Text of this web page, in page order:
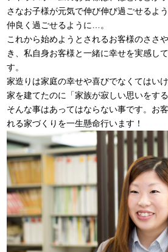
さなお子様が元気で伸び伸び過ごせるよ
仲良く過ごせるように…。
これから始めようとされるお客様のささ
き、私自身お客様と一緒に幸せを実感し
す。
家造りは家庭の幸せや喜びでなくてはい
家を建てたのに「家族が寂しい思いをする
そんな事はあってはならない事です。お
れる家づくりを一生懸命行います！